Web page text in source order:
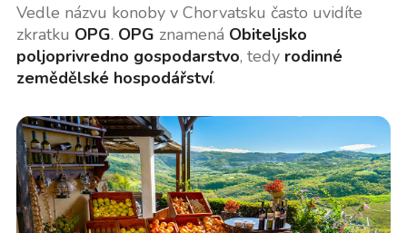
Vedle názvu konoby v Chorvatsku často uvidíte
zkratku OPG. OPG znamená Obiteljsko
poljoprivredno gospodarstvo, tedy rodinné
zemědělské hospodářství.